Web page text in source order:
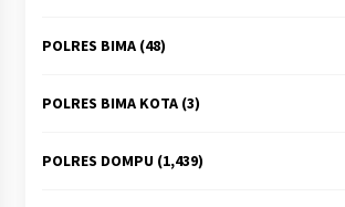
POLRES BIMA(48)
POLRES BIMA KOTA(3)
POLRES DOMPU(1,439)